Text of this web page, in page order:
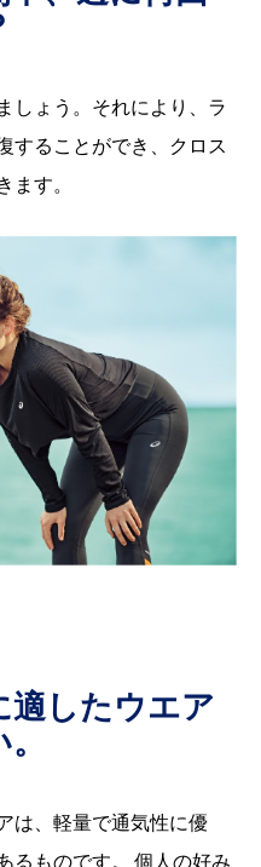
しょう。それにより、ラ
することができ、クロス
ます。
適したウエア
は、軽量で通気性に優